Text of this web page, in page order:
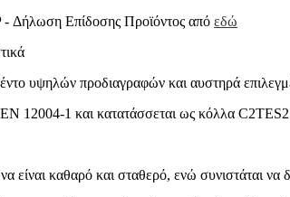
Στεγανωτικά
Επισκευή – Κατασκευή
- Δήλωση Επίδοσης Προϊόντος από εδώ
υψηλών προδιαγραφών και αυστηρά
12004-1 και κατατάσσεται ως κόλλα
είναι καθαρό και σταθερό, ενώ συνιστάται να